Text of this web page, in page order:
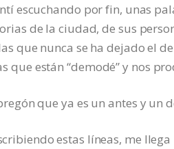
escuchando por fin, unas
de la ciudad, de sus
que nunca se ha dejado el
que están “demodé” y nos
que ya es un antes y un
estas líneas, me